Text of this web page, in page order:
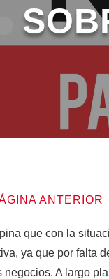
ANTERIOR
que con la
ya que por falta
negocios. A largo